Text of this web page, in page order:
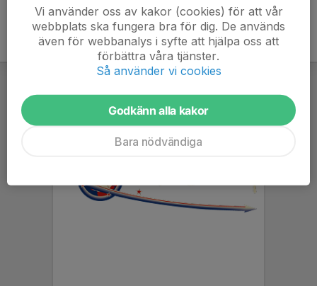
Vi använder oss av kakor (cookies) för att vår
webbplats ska fungera bra för dig. De används
även för webbanalys i syfte att hjälpa oss att
förbättra våra tjänster.
Så använder vi cookies
Godkänn alla kakor
Bara nödvändiga